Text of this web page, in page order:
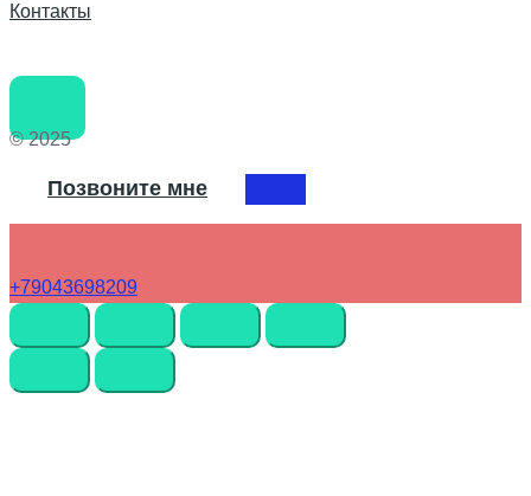
Контакты
© 2025
Позвоните мне
+79043698209